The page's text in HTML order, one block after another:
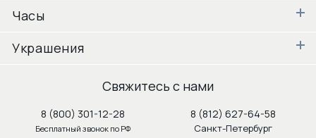
Часы
Украшения
Свяжитесь с нами
8 (800) 301-12-28
Бесплатный звонок по РФ
8 (812) 627-64-58
Санкт-Петербург